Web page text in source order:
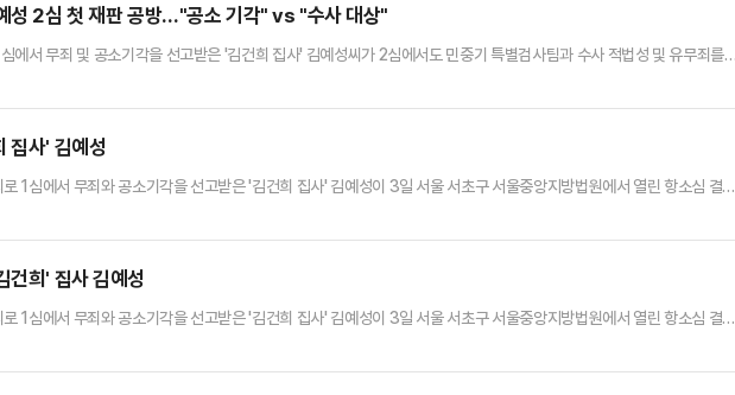
성 2심 첫 재판 공방…"공소 기각" vs "수사 대상"
에서 무죄 및 공소기각을 선고받은 '김건희 집사' 김예성씨가 2심에서도 민중기 특별검사팀과 수사 적법성 및 유무죄를
준비기일을 열었다.특검팀은 1심에서 김씨의 개인 비리와 관련한 횡령 혐의가 특검법상 수사 대상이 아니라며 공소 기각
집사' 김예성
1심에서 무죄와 공소기각을 선고받은 '김건희 집사' 김예성이 3일 서울 서초구 서울중앙지방법원에서 열린 항소심 결심
건희' 집사 김예성
1심에서 무죄와 공소기각을 선고받은 '김건희 집사' 김예성이 3일 서울 서초구 서울중앙지방법원에서 열린 항소심 결심